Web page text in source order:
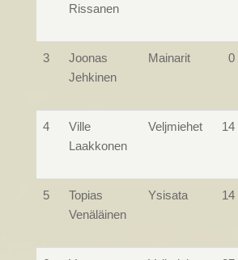
Rissanen
3
Joonas
Jehkinen
Mainarit 0
4
Ville
Laakkonen
Veljmiehet 14
5
Topias
Venäläinen
Ysisata 14